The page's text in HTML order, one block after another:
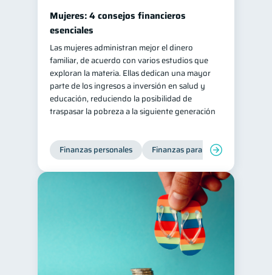
Mujeres: 4 consejos financieros
esenciales
Las mujeres administran mejor el dinero
familiar, de acuerdo con varios estudios que
exploran la materia. Ellas dedican una mayor
parte de los ingresos a inversión en salud y
educación, reduciendo la posibilidad de
traspasar la pobreza a la siguiente generación
Finanzas personales Finanzas para mujeres